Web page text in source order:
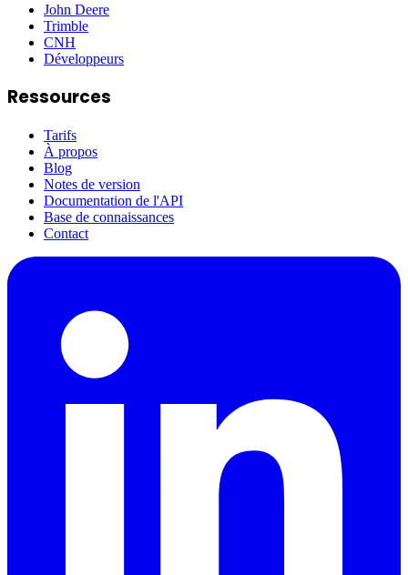
John Deere
Trimble
CNH
Développeurs
Ressources
Tarifs
À propos
Blog
Notes de version
Documentation de l'API
Base de connaissances
Contact